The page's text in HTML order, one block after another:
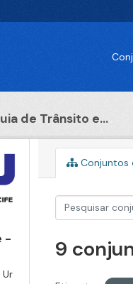
de Trânsito e...
-
Conjuntos
9